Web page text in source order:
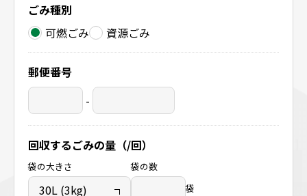
ごみ種別
可燃ごみ
資源ごみ
郵便番号
-
回収するごみの量（/回）
袋の大きさ
袋の数
袋